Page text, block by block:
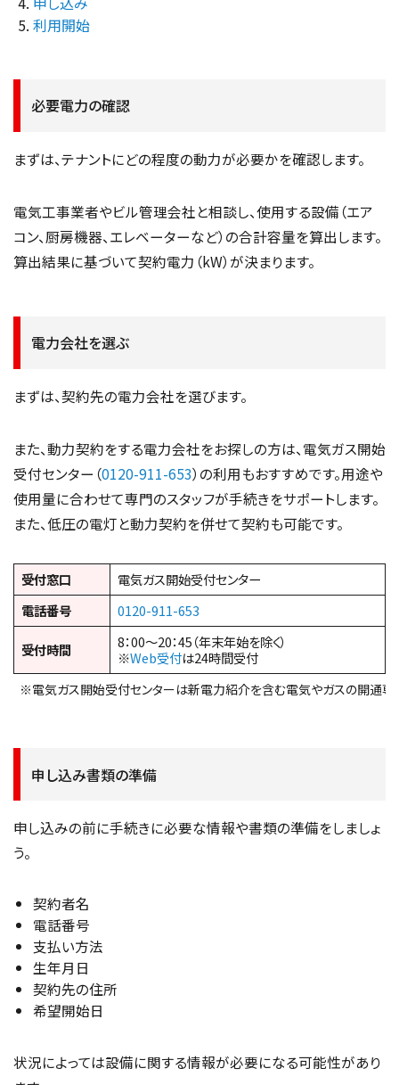
利用開始
必要電力の確認
まずは、テナントにどの程度の動力が必要かを確認します。
電気工事業者やビル管理会社と相談し、使用する設備（エア
コン、厨房機器、エレベーターなど）の合計容量を算出します。
算出結果に基づいて契約電力（kW）が決まります。
電力会社を選ぶ
まずは、契約先の電力会社を選びます。
また、動力契約をする電力会社をお探しの方は、電気ガス開始
受付センター（0120-911-653）の利用もおすすめです。用途や
使用量に合わせて専門のスタッフが手続きをサポートします。
また、低圧の電灯と動力契約を併せて契約も可能です。
受付窓口
電気ガス開始受付センター
電話番号
0120-911-653
受付時間
8：00～20：45（年末年始を除く）
※Web受付は24時間受付
※電気ガス開始受付センターは新電力紹介を含む電気やガスの開通専
申し込み書類の準備
申し込みの前に手続きに必要な情報や書類の準備をしましょ
う。
契約者名
電話番号
支払い方法
生年月日
契約先の住所
希望開始日
状況によっては設備に関する情報が必要になる可能性があり